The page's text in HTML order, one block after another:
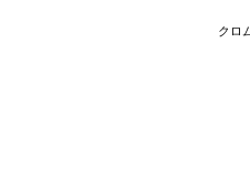
クロ